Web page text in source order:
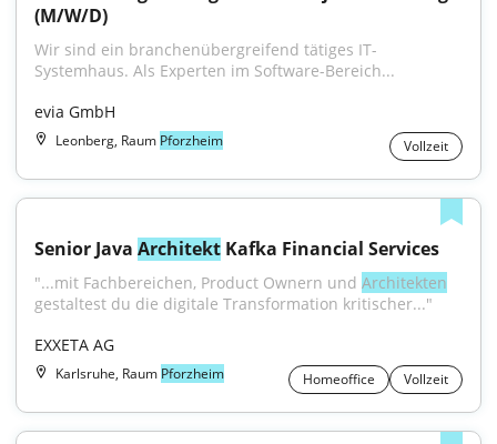
(M/W/D)
Wir sind ein branchenübergreifend tätiges IT-
Systemhaus. Als Experten im Software-Bereich...
evia GmbH
Leonberg, Raum Pforzheim Vollzeit
Senior Java Architekt Kafka Financial Services
"...mit Fachbereichen, Product Ownern und Architekten
gestaltest du die digitale Transformation kritischer..."
EXXETA AG
Karlsruhe, Raum Pforzheim Homeoffice Vollzeit